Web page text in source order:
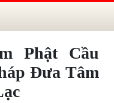
Phật Cầu
Đưa Tâm